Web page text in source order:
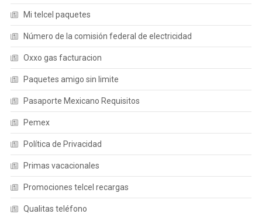
Mi telcel paquetes
Número de la comisión federal de electricidad
Oxxo gas facturacion
Paquetes amigo sin limite
Pasaporte Mexicano Requisitos
Pemex
Política de Privacidad
Primas vacacionales
Promociones telcel recargas
Qualitas teléfono